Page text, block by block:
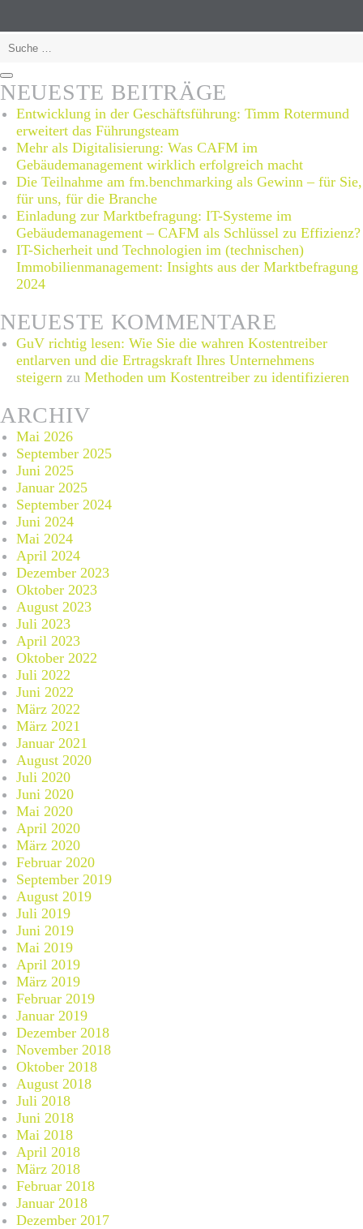
nach:
Suchen
NEUESTE BEITRÄGE
Entwicklung in der Geschäftsführung: Timm Rotermund
erweitert das Führungsteam
Mehr als Digitalisierung: Was CAFM im
Gebäudemanagement wirklich erfolgreich macht
Die Teilnahme am fm.benchmarking als Gewinn – für Sie,
für uns, für die Branche
Einladung zur Marktbefragung: IT-Systeme im
Gebäudemanagement – CAFM als Schlüssel zu Effizienz?
IT-Sicherheit und Technologien im (technischen)
Immobilienmanagement: Insights aus der Marktbefragung
2024
NEUESTE KOMMENTARE
GuV richtig lesen: Wie Sie die wahren Kostentreiber
entlarven und die Ertragskraft Ihres Unternehmens
steigern zu Methoden um Kostentreiber zu identifizieren
ARCHIV
Mai 2026
September 2025
Juni 2025
Januar 2025
September 2024
Juni 2024
Mai 2024
April 2024
Dezember 2023
Oktober 2023
August 2023
Juli 2023
April 2023
Oktober 2022
Juli 2022
Juni 2022
März 2022
März 2021
Januar 2021
August 2020
Juli 2020
Juni 2020
Mai 2020
April 2020
März 2020
Februar 2020
September 2019
August 2019
Juli 2019
Juni 2019
Mai 2019
April 2019
März 2019
Februar 2019
Januar 2019
Dezember 2018
November 2018
Oktober 2018
August 2018
Juli 2018
Juni 2018
Mai 2018
April 2018
März 2018
Februar 2018
Januar 2018
Dezember 2017